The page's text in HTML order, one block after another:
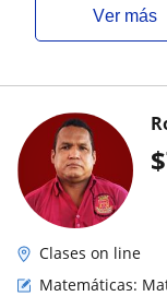
ver más
$
Clases on line
Matemáticas: